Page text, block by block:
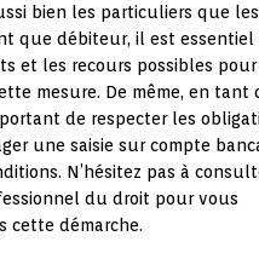
bien les particuliers que les
que débiteur, il est essentiel
et les recours possibles pour
mesure. De même, en tant
de respecter les
une saisie sur compte
N’hésitez pas à
du droit pour vous
cette démarche.